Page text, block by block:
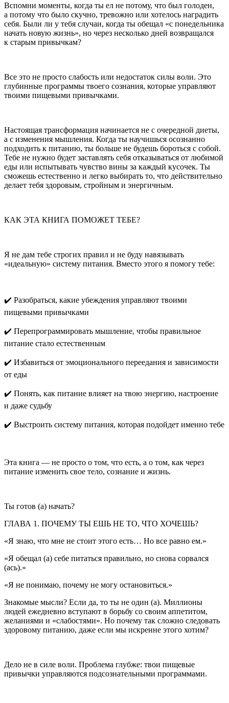
Вспомни моменты, когда ты ел не потому, что был голоден,
а потому что было скучно, тревожно или хотелось наградить
себя. Были ли у тебя случаи, когда ты обещал «с понедельника
начать новую жизнь», но через несколько дней возвращался
к старым привычкам?
Все это не просто слабость или недостаток силы воли. Это
глубинные программы твоего сознания, которые управляют
твоими пищевыми привычками.
Настоящая трансформация начинается не с очередной диеты,
а с изменения мышления. Когда ты научишься осознанно
подходить к питанию, ты больше не будешь бороться с собой.
Тебе не нужно будет заставлять себя отказываться от любимой
еды или испытывать чувство вины за каждый кусочек. Ты
сможешь естественно и легко выбирать то, что действительно
делает тебя здоровым, стройным и энергичным.
КАК ЭТА КНИГА ПОМОЖЕТ ТЕБЕ?
Я не дам тебе строгих правил и не буду навязывать
«идеальную» систему питания. Вместо этого я помогу тебе:
✔️ Разобраться, какие убеждения управляют твоими
пищевыми привычками
✔️ Перепрограммировать мышление, чтобы правильное
питание стало естественным
✔️ Избавиться от эмоционального переедания и зависимости
от еды
✔️ Понять, как питание влияет на твою энергию, настроение
и даже судьбу
✔️ Выстроить систему питания, которая подойдет именно тебе
Эта книга — не просто о том, что есть, а о том, как через
питание изменить свое тело, сознание и жизнь.
Ты готов (а) начать?
ГЛАВА 1. ПОЧЕМУ ТЫ ЕШЬ НЕ ТО, ЧТО ХОЧЕШЬ?
«Я знаю, что мне не стоит этого есть… Но все равно ем.»
«Я обещал (а) себе питаться правильно, но снова сорвался
(ась).»
«Я не понимаю, почему не могу остановиться.»
Знакомые мысли? Если да, то ты не один (а). Миллионы
людей ежедневно вступают в борьбу со своим аппетитом,
желаниями и «слабостями». Но почему так сложно следовать
здоровому питанию, даже если мы искренне этого хотим?
Дело не в силе воли. Проблема глубже: твои пищевые
привычки управляются подсознательными программами.